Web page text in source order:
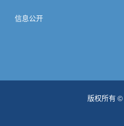
信息公开
版权所有 ©